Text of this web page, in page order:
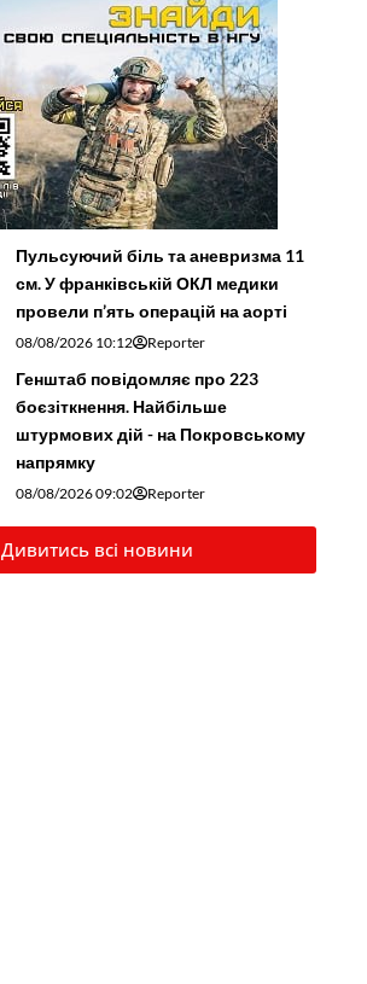
Пульсуючий біль та аневризма 11
см. У франківській ОКЛ медики
провели п’ять операцій на аорті
08/08/2026 10:12 Reporter
Генштаб повідомляє про 223
боєзіткнення. Найбільше
штурмових дій - на Покровському
напрямку
08/08/2026 09:02 Reporter
Дивитись всі новини